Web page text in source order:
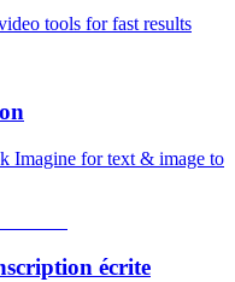
tools for fast results
Imagine for text & image to
écrite